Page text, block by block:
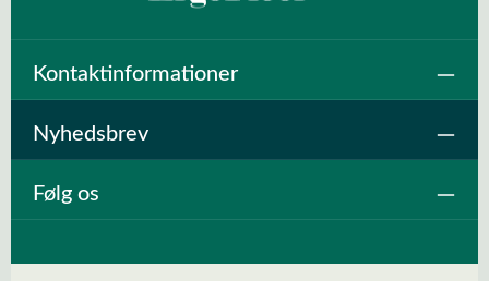
Kontaktinformationer
Nyhedsbrev
Følg os